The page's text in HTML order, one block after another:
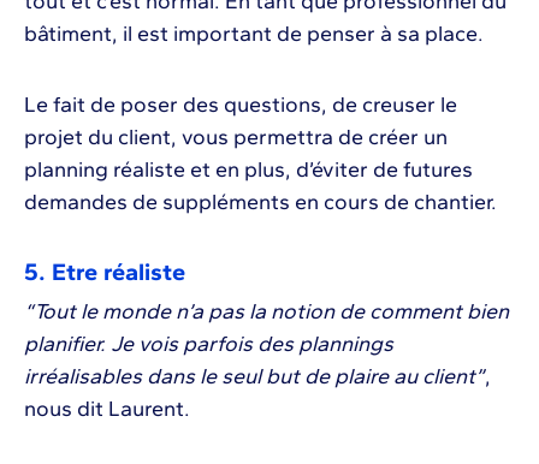
bâtiment, il est important de penser à sa place.
Le fait de poser des questions, de creuser le
projet du client, vous permettra de créer un
planning réaliste et en plus, d’éviter de futures
demandes de suppléments en cours de chantier.
5. Etre réaliste
“Tout le monde n’a pas la notion de comment bien
planifier. Je vois parfois des plannings
irréalisables dans le seul but de plaire au client”,
nous dit Laurent.